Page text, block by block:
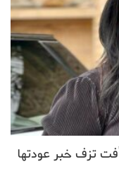
تزف خبر عودتها